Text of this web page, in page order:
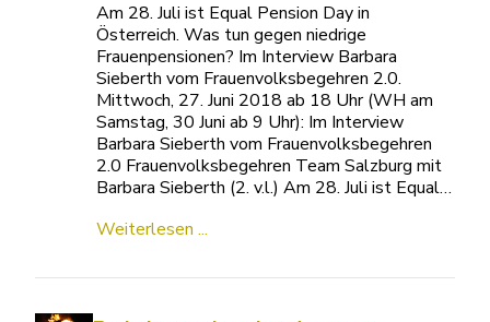
Am 28. Juli ist Equal Pension Day in
Österreich. Was tun gegen niedrige
Frauenpensionen? Im Interview Barbara
Sieberth vom Frauenvolksbegehren 2.0.
Mittwoch, 27. Juni 2018 ab 18 Uhr (WH am
Samstag, 30 Juni ab 9 Uhr): Im Interview
Barbara Sieberth vom Frauenvolksbegehren
2.0 Frauenvolksbegehren Team Salzburg mit
Barbara Sieberth (2. v.l.) Am 28. Juli ist Equal…
Weiterlesen ...